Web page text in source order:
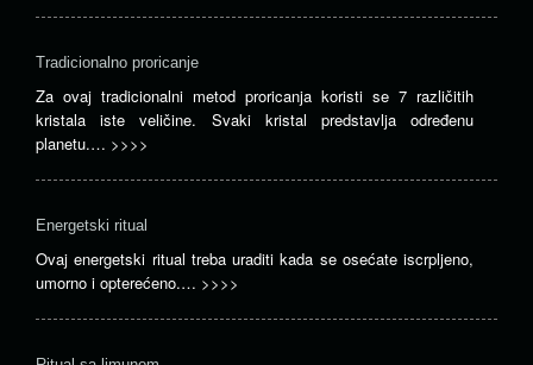
Tradicionalno proricanje
Za ovaj tradicionalni metod proricanja koristi se 7 različitih
kristala iste veličine. Svaki kristal predstavlja određenu
planetu.… >>>>
Energetski ritual
Ovaj energetski ritual treba uraditi kada se osećate iscrpljeno,
umorno i opterećeno.… >>>>